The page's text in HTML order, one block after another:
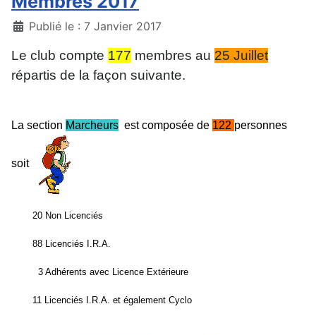
DétailsPublié le : 7 Janvier 2017
Le club compte 177 membres au 25 Juillet
répartis de la façon suivante.
La section Marcheurs est composée de 122 personnes
soit
20 Non Licenciés
88 Licenciés I.R.A.
3 Adhérents avec Licence Extérieure
11 Licenciés I.R.A. et également Cyclo